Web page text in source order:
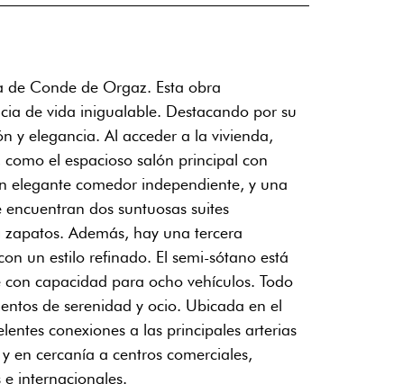
de Conde de Orgaz. Esta obra
de vida inigualable. Destacando por su
y elegancia. Al acceder a la vivienda,
el espacioso salón principal con
elegante comedor independiente, y una
dos suntuosas suites
Además, hay una tercera
un estilo refinado. El semi-sótano está
capacidad para ocho vehículos. Todo
de serenidad y ocio. Ubicada en el
conexiones a las principales arterias
cercanía a centros comerciales,
internacionales.